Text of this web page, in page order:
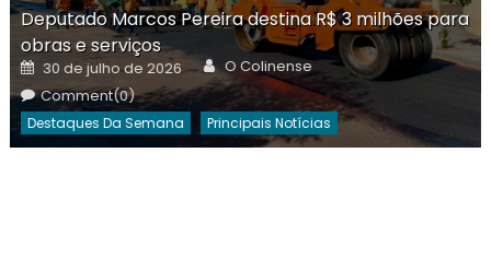
Deputado Marcos Pereira destina R$ 3 milhões para
obras e serviços
Posted
on
30 de julho de 2026 Author
O Colinense
Comment(0)
Destaques Da Semana Principais Notícias